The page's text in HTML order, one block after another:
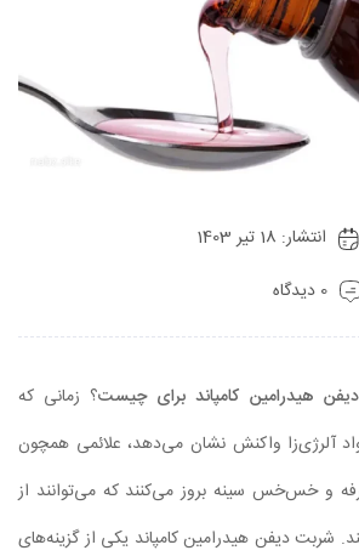
انتشار: 18 تیر 1403
0 دیدگاه
هیدرامین کامپاند برای چیست؟ زمانی که
آلرژی‌زا واکنش نشان می‌دهد، علائمی همچون
و خس‌خس سینه بروز می‌کنند که می‌توانند از
شربت دیفن هیدرامین کامپاند یکی از گزینه‌های